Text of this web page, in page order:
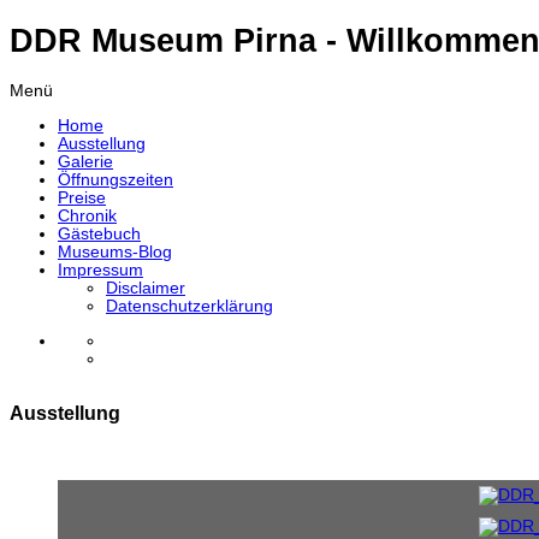
DDR Museum Pirna -
Menü
Home
Ausstellung
Galerie
Öffnungszeiten
Preise
Chronik
Gästebuch
Museums-Blog
Impressum
Disclaimer
Datenschutzerklärung
Ausstellung